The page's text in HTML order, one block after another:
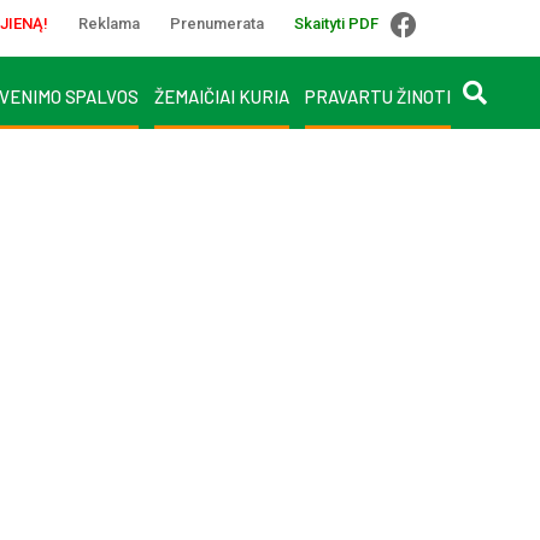
Reklama Prenumerata Skaityti PDF
SPALVOS ŽEMAIČIAI KURIA PRAVARTU ŽINOTI